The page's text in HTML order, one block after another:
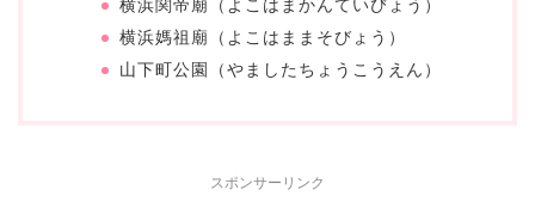
横浜関帝廟（よこはまかんていびょう）
横浜媽祖廟（よこはままそびょう）
山下町公園（やましたちょうこうえん）
スポンサーリンク